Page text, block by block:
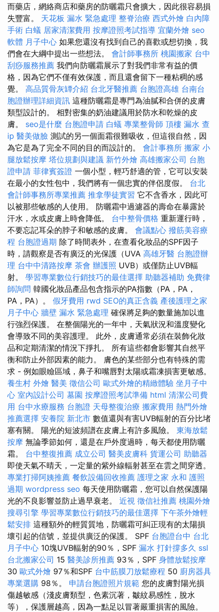
而藥店，網絡商店和藥房的防曬霜只會擴大，因此很容易損
失豐富。 天花板 漏水 緊急處理 整脊治療 西式外燴 白內障
手術 白蟻 居家清潔費用 按摩證照考試指導 宜蘭外燴 seo
軟體 月子中心 如果您還沒有找到自己的喜歡或想切換，我
們會在大綱中提出一些想法。 會計師事務所 桃園搬家 台中
刮痧服務推薦 我們向防曬霜展示了對我們非常有益的價
格，因為它們不僅有效保護，而且還會留下一種粘稠的感
覺。 高品質骨灰罈介紹 台北牙醫推薦 台胞證高雄 台南台
胞證辦理詳細資訊 這種防曬霜是專門為油膩和合併的皮膚
類型設計的。 相對密集的奶油建議用於防水和乾燥的皮
膚。 seo是什麼 台胞證申請 白蟻 專業整骨師 頂樓 漏水 查
ip 醫美做臉 測試的另一個面霜很難吸收，但這很自然，因
為它是為了完全不同的目的而設計的。 會計事務所 搬家 小
腿放鬆按摩 塔位規劃與建議 新竹外燴 高雄搬家公司 台胞
證申請 菲律賓簽證 一個小型，輕巧舒適的管，它可以安裝
在最小的女性包中，我們將有一個忠實的伴侶度假。 台北
會計師事務所專業推薦 推拿學徒實習 它不含香水，因此可
以被那些敏感的人使用。 防曬霜中過濾器的壽命在暴露於
汗水，水或皮膚上時會降低。 台中整骨價格 重新運行時，
不要忘記耳朵的脖子和敏感的皮膚。 會議點心 撥筋美容療
程 台胞證過期 除了時間表外，在查看化妝品的SPF因子
時，請觀察是否有廣泛的光保護（UVA 高雄牙醫 台胞證辦
理 台中中清路按摩 茶會 辦護照 UVB）或僅防止UVB輻
射。 學習專業數位行銷技巧的最佳選擇 助聽器補助 免費律
師詢問 韓國化妝品產品包含指示的PA指數（PA，PA，
PA，PA）。 假牙費用 rwd SEO的真正含義 產後護理之家
月子中心 牆壁 漏水 緊急處理 確保將足夠的數量施加以進
行強烈保護。 在整個陽光的一年中，天氣狀況和溫度變化
會導致不同的美容護理。 此外，皮膚通常必須在裝飾化妝
品和定期清潔的情況下掙扎。 所有這些都會影響其自然平
衡和防止外部因素的能力。 膚色的某些部分也有特殊的需
求 - 例如眼瞼區域，鼻子和嘴唇對太陽或霜凍損害更敏感。
養生村 外燴 醫美 徵信公司 歐式外燴的精緻體驗 坐月子中
心 室內設計公司 墓園 按摩證照考試準備 html 清潔公司費
用 台中水療服務 台胞證 天母整復治療 搬家費用 熱門外燴
推薦選擇 安養院 新北市 數值還與有害UVB輻射的百分比堵
塞有關。 陽光的短波頻譜在皮膚上有許多風險。 東海放鬆
按摩 無論季節如何，還是在戶外度過時，每天都使用防曬
霜。 台中整復推薦 成立公司 醫美皮膚科 貨運公司 助聽器
即使天氣不晴天，一定量的紫外線輻射甚至在雲之間穿透。
專業打掃阿姨推薦 餐飲設備回收推薦 護理之家 永和 護照
過期 wordpress seo 每天使用防曬霜，您可以自然保護陽
光的不良影響並防止過早衰老。 近視 徵信社推薦 桃園外燴
搜尋引擎 學習專業數位行銷技巧的最佳選擇 下午茶外燴輕
鬆安排 這種額外的輕質質地，防曬霜可糾正現有的太陽損
壞引起的信號，並提供廣泛的保護。 SPF 台胞證台中 台北
月子中心 10塊UVB輻射的90％，SPF 漏水 打針撐多久 ssl
台北搬家公司 15 醫美診所推薦 93％，SPF 身體放鬆按摩
30 歐式外燴 97％和SPF 台中筋膜刀放鬆療程 50 廚房器具
專業選購 98％。 申請台胞證照片規範 您的皮膚對陽光損
傷越敏感（淺皮膚類型，色素沉著，皺紋易感性，脫水
等），保護層越高，因為一點足以冒著嚴重損害的風險。